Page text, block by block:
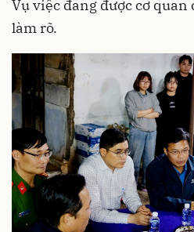
Vụ việc đang được cơ
làm rõ.